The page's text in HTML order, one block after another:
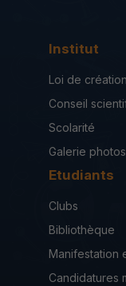
Institut
Loi de création
Conseil
Scolarité
Galerie
Etudiants
Clubs
Bibliothèque
Manifestation
Candidatures